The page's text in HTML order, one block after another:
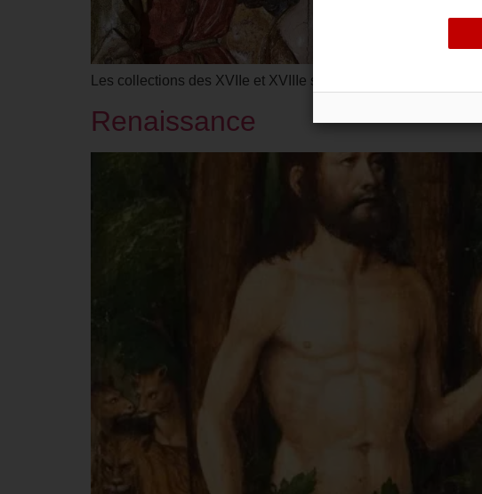
Les collections des XVIIe et XVIIIe siècles présentent des
Renaissance